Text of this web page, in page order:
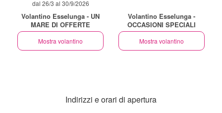
dal 26/3 al 30/9/2026
Volantino Esselunga - UN
MARE DI OFFERTE
Mostra volantino
Volantino Esselunga -
OCCASIONI SPECIALI
Mostra volantino
Indirizzi e orari di apertura